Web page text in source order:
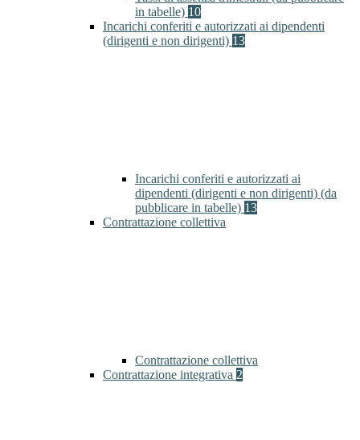
in tabelle) 10
Incarichi conferiti e autorizzati ai dipendenti
(dirigenti e non dirigenti) 13
Incarichi conferiti e autorizzati ai
dipendenti (dirigenti e non dirigenti) (da
pubblicare in tabelle) 13
Contrattazione collettiva
Contrattazione collettiva
Contrattazione integrativa 2